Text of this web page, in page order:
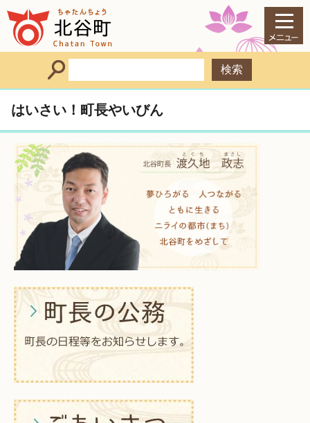
はいさい！町長やいびん